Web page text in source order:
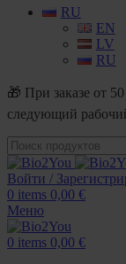
RU
EN
LV
RU
🎁 При заказе от
следующий
Войти /
0 items 0,00 €
Меню
0 items 0,00 €